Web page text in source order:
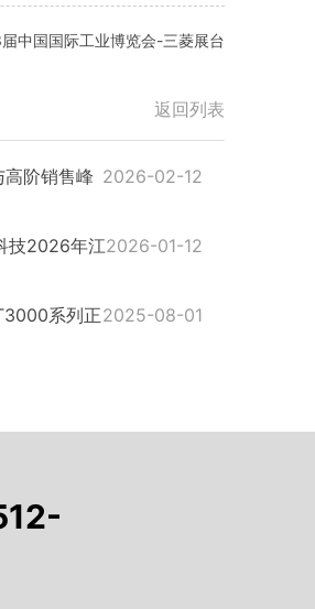
中国国际工业博览会-三菱展台
返回列表
2026-02-12
阶销售峰
2026-01-12
技2026年江
2025-08-01
系列正